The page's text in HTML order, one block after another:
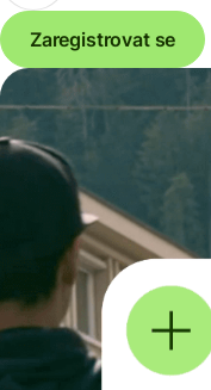
Zaregistrovat se